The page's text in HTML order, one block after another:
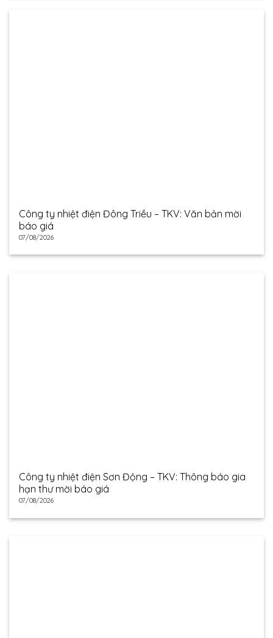
Công ty nhiệt điện Đông Triều – TKV: Văn bản mời
báo giá
07/08/2026
Công ty nhiệt điện Sơn Động – TKV: Thông báo gia
hạn thư mời báo giá
07/08/2026